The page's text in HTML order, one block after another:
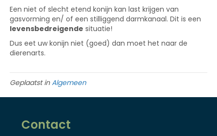
Een niet of slecht etend konijn kan last krijgen van
gasvorming en/ of een stilliggend darmkanaal. Dit is een
levensbedreigende situatie!
Dus eet uw konijn niet (goed) dan moet het naar de
dierenarts.
Geplaatst inAlgemeen
Contact